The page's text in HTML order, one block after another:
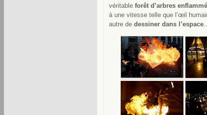
véritable forêt d’arbres
à une vitesse telle que l’œil
autre de dessiner dans l’espace